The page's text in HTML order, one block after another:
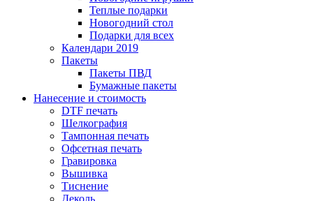
Теплые подарки
Новогодний стол
Подарки для всех
Календари 2019
Пакеты
Пакеты ПВД
Бумажные пакеты
Нанесение и стоимость
DTF печать
Шелкография
Тампонная печать
Офсетная печать
Гравировка
Вышивка
Тиснение
Деколь